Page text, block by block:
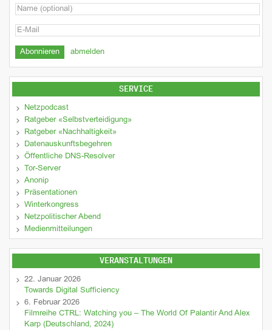
abmelden
SERVICE
Netzpodcast
Ratgeber «Selbstverteidigung»
Ratgeber «Nachhaltigkeit»
Datenauskunftsbegehren
Öffentliche DNS-Resolver
Tor-Server
Anonip
Präsentationen
Winterkongress
Netzpolitischer Abend
Medienmitteilungen
VERANSTALTUNGEN
22. Januar 2026
Towards Digital Sufficiency
6. Februar 2026
Filmreihe CTRL: Watching you – The World Of Palantir And Alex
Karp (Deutschland, 2024)